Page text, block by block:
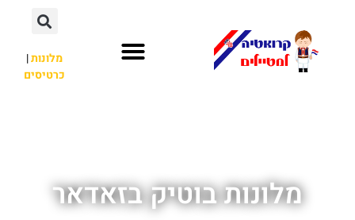
מלונות|
כרטיסים
מלונות בוטיק בזאדאר